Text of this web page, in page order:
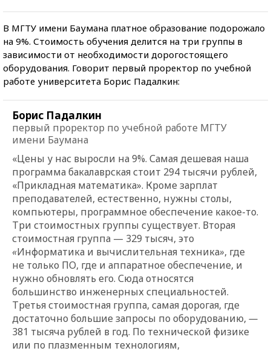
В МГТУ имени Баумана платное образование подорожало
на 9%. Стоимость обучения делится на три группы в
зависимости от необходимости дорогостоящего
оборудования. Говорит первый проректор по учебной
работе университета Борис Падалкин:
Борис Падалкин
первый проректор по учебной работе МГТУ
имени Баумана
«Цены у нас выросли на 9%. Самая дешевая наша
программа бакалаврская стоит 294 тысячи рублей,
«Прикладная математика». Кроме зарплат
преподавателей, естественно, нужны столы,
компьютеры, программное обеспечение какое-то.
Три стоимостных группы существует. Вторая
стоимостная группа — 329 тысяч, это
«Информатика и вычислительная техника», где
не только ПО, где и аппаратное обеспечение, и
нужно обновлять его. Сюда относятся
большинство инженерных специальностей.
Третья стоимостная группа, самая дорогая, где
достаточно большие запросы по оборудованию, —
381 тысяча рублей в год. По технической физике
или по плазменным технологиям,